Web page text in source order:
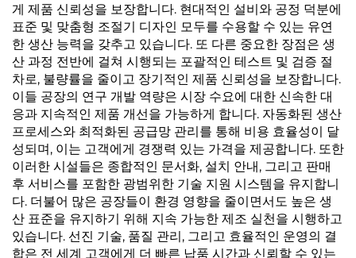
게 제품 신뢰성을 보장합니다. 현대적인 설비와 공정 덕분에
표준 및 맞춤형 조절기 디자인 모두를 수용할 수 있는 유연
한 생산 능력을 갖추고 있습니다. 또 다른 중요한 장점은 생
산 과정 전반에 걸쳐 시행되는 포괄적인 테스트 및 검증 절
차로, 불량률을 줄이고 장기적인 제품 신뢰성을 보장합니다.
이들 공장의 연구 개발 역량은 시장 수요에 대한 신속한 대
응과 지속적인 제품 개선을 가능하게 합니다. 자동화된 생산
프로세스와 최적화된 공급망 관리를 통해 비용 효율성이 달
성되며, 이는 고객에게 경쟁력 있는 가격을 제공합니다. 또한
이러한 시설들은 종합적인 문서화, 설치 안내, 그리고 판매
후 서비스를 포함한 광범위한 기술 지원 시스템을 유지합니
다. 더불어 많은 공장들이 환경 영향을 줄이면서도 높은 생
산 표준을 유지하기 위해 지속 가능한 제조 실천을 시행하고
있습니다. 선진 기술, 품질 관리, 그리고 효율적인 운영의 결
합은 전 세계 고객에게 더 빠른 납품 시간과 신뢰할 수 있는